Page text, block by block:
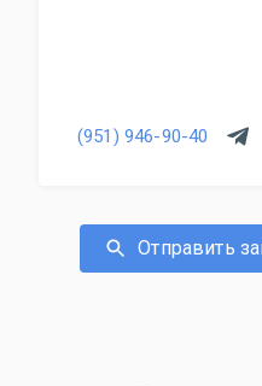
(951) 946-90-40
Отправить